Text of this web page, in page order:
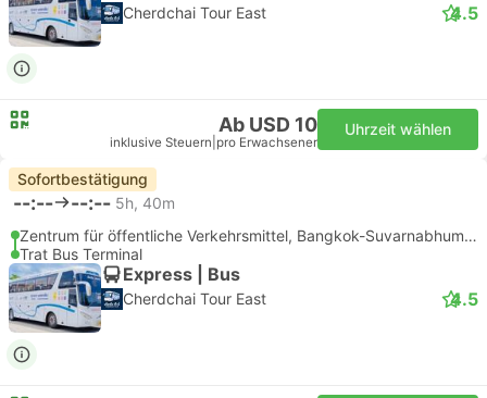
Cherdchai Tour East 4.5
Ab USD 10
inklusive Steuern pro Erwachsener
Uhrzeit wählen
Sofortbestätigung
--:-- --:-- 5h, 40m
Zentrum für öffentliche Verkehrsmittel, Bangkok-Suvarnabhumi Flughafen
Trat Bus Terminal
Express | Bus
Cherdchai Tour East 4.5